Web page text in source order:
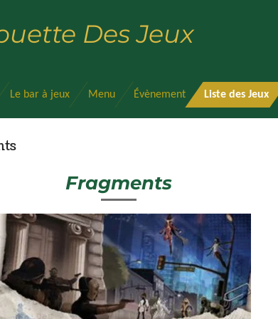
Des Jeux
Le bar à jeux Menu Évènement Liste des Jeux
Fragments